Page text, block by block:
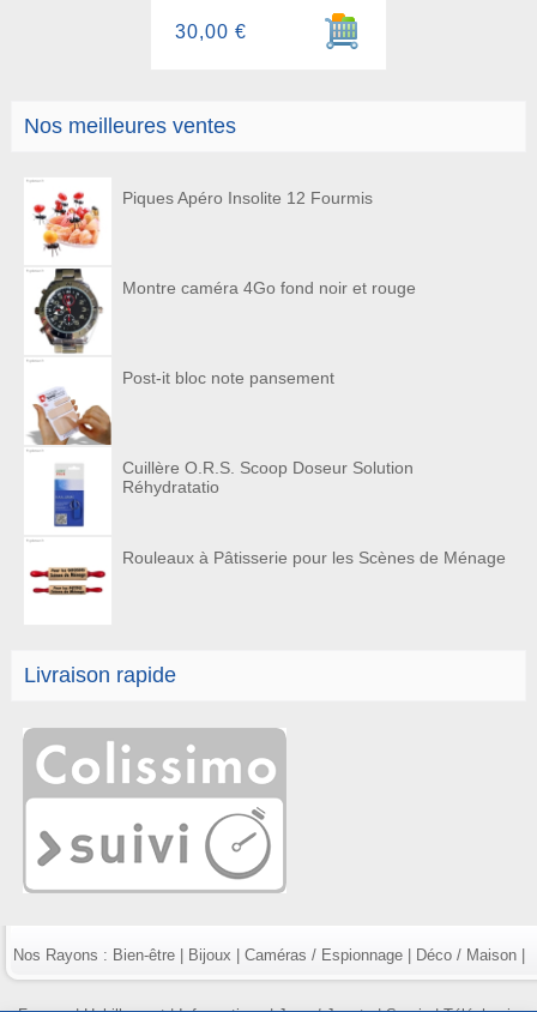
Nos meilleures ventes
Piques Apéro Insolite 12 Fourmis
Montre caméra 4Go fond noir et rouge
Post-it bloc note pansement
Cuillère O.R.S. Scoop Doseur Solution
Réhydratatio
Rouleaux à Pâtisserie pour les Scènes de Ménage
Livraison rapide
Ajouter au panier
30,00 €
Nos Rayons : Bien-être| Bijoux Caméras / Espionnage| Déco / Maison|